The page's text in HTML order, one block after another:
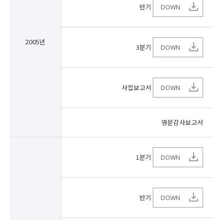
2005년
반기 DOWN
3분기 DOWN
사업보고서 DOWN
영문감사보고서
1분기 DOWN
반기 DOWN